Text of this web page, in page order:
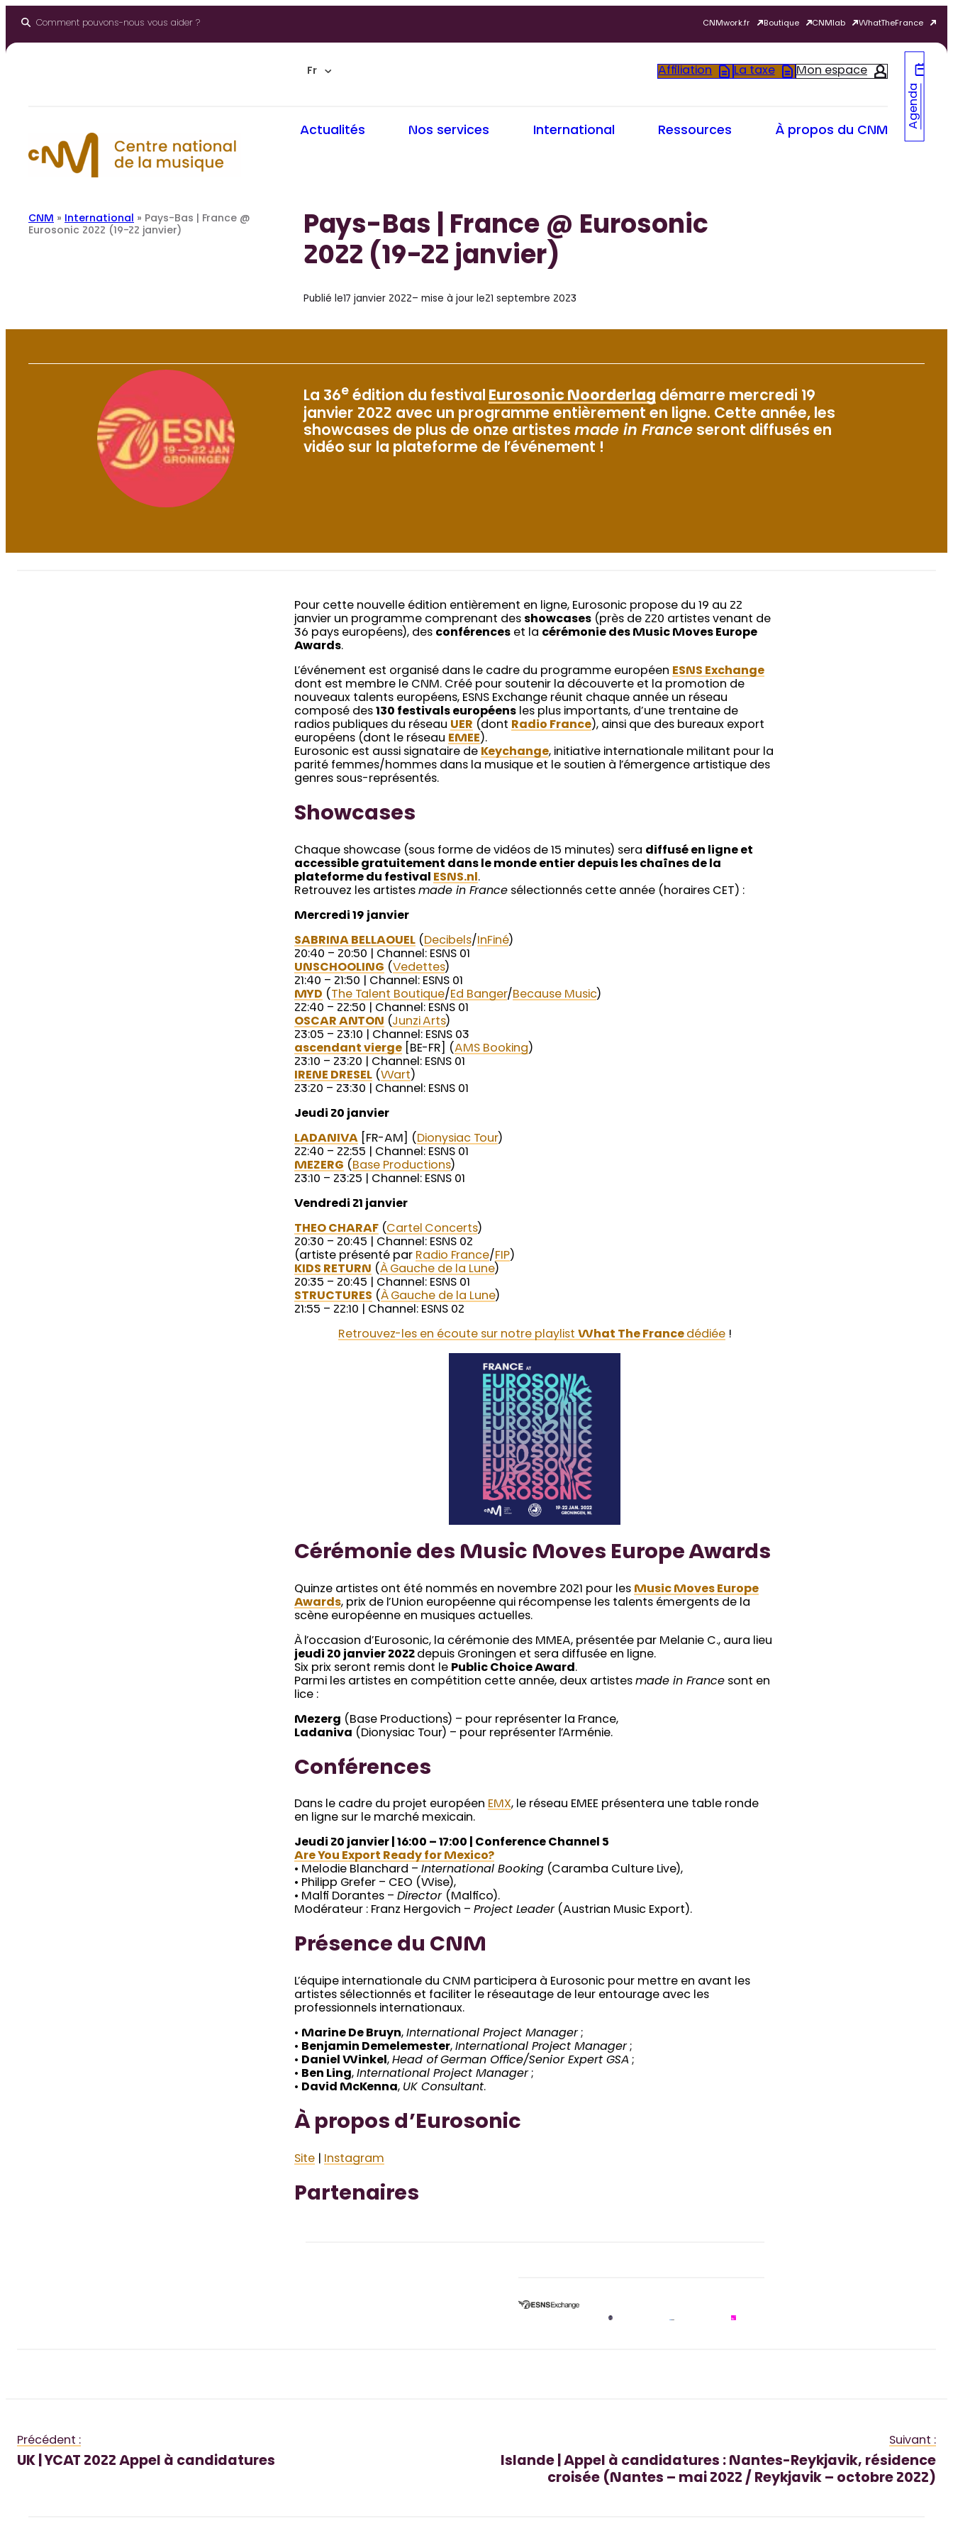
Comment pouvons-nous vous aider ? CNMwork.fr Boutique CNMlab WhatTheFrance
Fr Affiliation La taxe Mon espace
Actualités Nos services International Ressources À propos du CNM
Agenda
CNM » International » Pays-Bas | France @
Eurosonic 2022 (19-22 janvier)
Pays-Bas | France @ Eurosonic
2022 (19-22 janvier)
Publié le17 janvier 2022– mise à jour le21 septembre 2023
La 36e édition du festival Eurosonic Noorderlag démarre mercredi 19
janvier 2022 avec un programme entièrement en ligne. Cette année, les
showcases de plus de onze artistesmade in France seront diffusés en
vidéo sur la plateforme de l’événement !
Pour cette nouvelle édition entièrement en ligne, Eurosonic propose du 19 au 22
janvier un programme comprenant des showcases (près de 220 artistes venant de
36 pays européens), des conférences et la cérémonie des Music Moves Europe
Awards.
L’événement est organisé dans le cadre du programme européen ESNS Exchange
dont est membre le CNM. Créé pour soutenir la découverte et la promotion de
nouveaux talents européens, ESNS Exchange réunit chaque année un réseau
composé des130 festivals européens les plus importants, d’une trentaine de
radios publiques du réseau UER (dont Radio France), ainsi que des bureaux export
européens (dont le réseau EMEE).
Eurosonic est aussi signataire de Keychange, initiative internationale militant pour la
parité femmes/hommes dans la musique et le soutien à l’émergence artistique des
genres sous-représentés.
Showcases
Chaque showcase (sous forme de vidéos de 15 minutes) sera diffusé en ligne et
accessible gratuitement dans le monde entier depuis les chaînes de la
plateforme du festival
ESNS.nl .
Retrouvez les artistesmade in France sélectionnés cette année (horaires CET) :
Mercredi 19 janvier
SABRINA BELLAOUEL ( Decibels/ InFiné)
20:40 – 20:50 | Channel: ESNS 01
UNSCHOOLING ( Vedettes)
21:40 – 21:50 | Channel: ESNS 01
MYD ( The Talent Boutique/ Ed Banger/ Because Music)
22:40 – 22:50 | Channel: ESNS 01
OSCAR ANTON (Junzi Arts)
23:05 – 23:10 | Channel: ESNS 03
ascendant vierge [BE-FR] (AMS Booking)
23:10 – 23:20 | Channel: ESNS 01
IRENE DRESEL (Wart)
23:20 – 23:30 | Channel: ESNS 01
Jeudi 20 janvier
LADANIVA [FR-AM] ( Dionysiac Tour)
22:40 – 22:55 | Channel: ESNS 01
MEZERG ( Base Productions)
23:10 – 23:25 | Channel: ESNS 01
Vendredi 21 janvier
THEO CHARAF (Cartel Concerts)
20:30 – 20:45 | Channel: ESNS 02
(artiste présenté par Radio France/ FIP)
KIDS RETURN (À Gauche de la Lune)
20:35 – 20:45 | Channel: ESNS 01
STRUCTURES (À Gauche de la Lune)
21:55 – 22:10 | Channel: ESNS 02
Retrouvez-les en écoute sur notre playlist What The France dédiée!
Cérémonie des Music Moves Europe Awards
Quinze artistes ont été nommés en novembre 2021 pour les Music Moves Europe
Awards, prix de l’Union européenne qui récompense les talents émergents de la
scène européenne en musiques actuelles.
À l’occasion d’Eurosonic, la cérémonie des MMEA, présentée par Melanie C., aura lieu
jeudi 20 janvier 2022 depuis Groningen et sera diffusée en ligne.
Six prix seront remis dont le Public Choice Award .
Parmi les artistes en compétition cette année, deux artistesmade in France sont en
lice :
Mezerg (Base Productions) – pour représenter la France,
Ladaniva (Dionysiac Tour) – pour représenter l’Arménie.
Conférences
Dans le cadre du projet européen EMX, le réseau EMEE présentera une table ronde
en ligne sur le marché mexicain.
Jeudi 20 janvier | 16:00 – 17:00 | Conference Channel 5
Are You Export Ready for Mexico?
• Melodie Blanchard –International Booking (Caramba Culture Live),
• Philipp Grefer – CEO (Wise),
• Malfi Dorantes –Director (Malfico).
Modérateur : Franz Hergovich –Project Leader(Austrian Music Export).
Présence du CNM
L’équipe internationale du CNM participera à Eurosonic pour mettre en avant les
artistes sélectionnés et faciliter le réseautage de leur entourage avec les
professionnels internationaux.
• Marine De Bruyn,International Project Manager;
• Benjamin Demelemester,International Project Manager;
• Daniel Winkel,Head of German Office/Senior Expert GSA ;
• Ben Ling,International Project Manager;
• David McKenna, UK Consultant.
À propos d’Eurosonic
Site Instagram
Partenaires
Précédent :
UK | YCAT 2022 Appel à candidatures
Suivant :
Islande | Appel à candidatures : Nantes-Reykjavik, résidence
croisée (Nantes – mai 2022 / Reykjavik – octobre 2022)